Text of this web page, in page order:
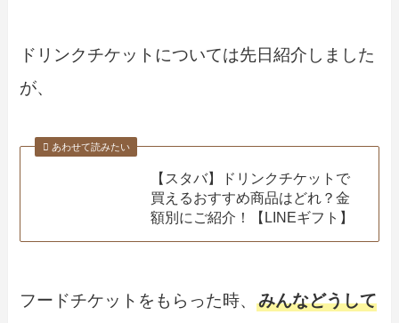
ドリンクチケットについては先日紹介しました
が、
あわせて読みたい
【スタバ】ドリンクチケットで
買えるおすすめ商品はどれ？金
額別にご紹介！【LINEギフト】
フードチケットをもらった時、みんなどうして